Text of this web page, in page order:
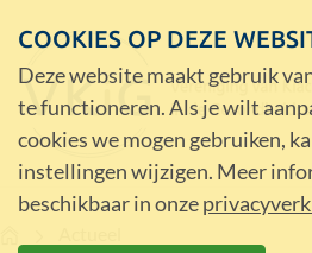
COOKIES OP DEZE
Deze website maakt gebruik
te functioneren. Als je wilt
cookies we mogen gebruiken,
instellingen wijzigen. Meer
beschikbaar in onze